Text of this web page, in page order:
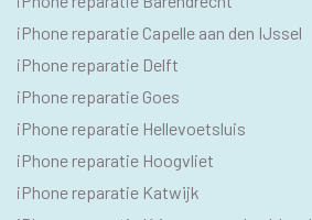
SEO
TEKSTEN
iPhone reparatie Capelle aan den IJssel
iPhone reparatie Delft
iPhone reparatie Goes
iPhone reparatie Hellevoetsluis
iPhone reparatie Hoogvliet
iPhone reparatie Katwijk